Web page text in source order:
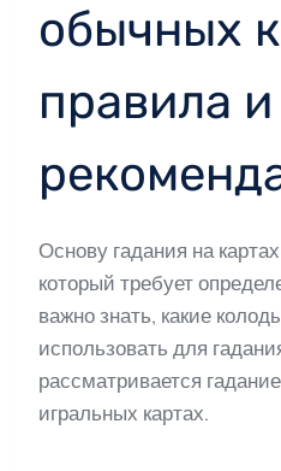
обычных
правила и
Основу гадания на
который требует
важно знать, какие
использовать для
рассматривается
игральных картах.